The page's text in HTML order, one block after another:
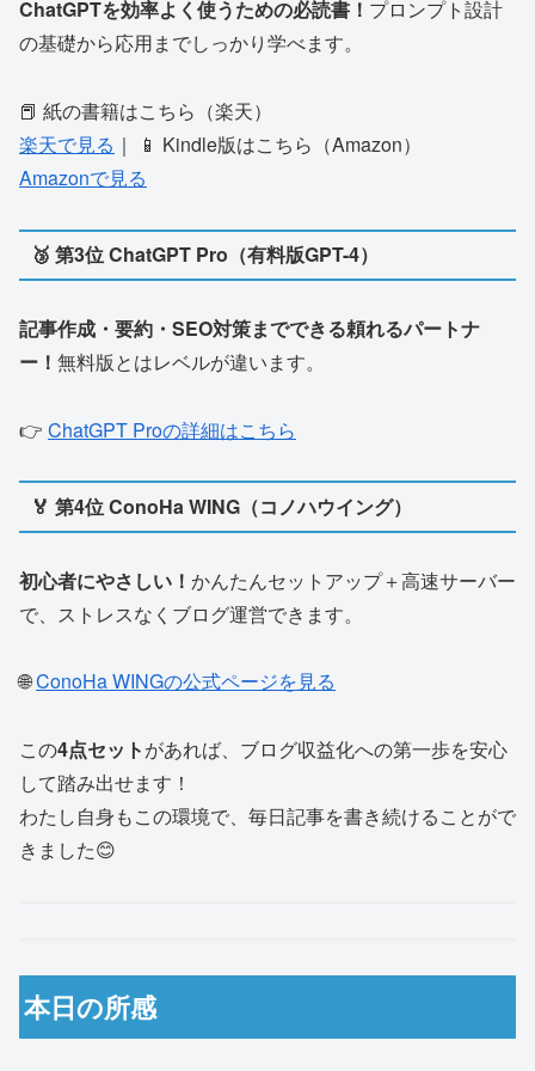
ChatGPTを効率よく使うための必読書！ プロンプト設計
の基礎から応用までしっかり学べます。
📕 紙の書籍はこちら（楽天）
楽天で見る ｜ 📱 Kindle版はこちら（Amazon）
Amazonで見る
🥉 第3位 ChatGPT Pro（有料版GPT-4）
記事作成・要約・SEO対策までできる頼れるパートナ
ー！ 無料版とはレベルが違います。
👉 ChatGPT Proの詳細はこちら
🏅 第4位 ConoHa WING（コノハウイング）
初心者にやさしい！ かんたんセットアップ＋高速サーバー
で、ストレスなくブログ運営できます。
🌐ConoHa WINGの公式ページを見る
この4点セットがあれば、ブログ収益化への第一歩を安心
して踏み出せます！
わたし自身もこの環境で、毎日記事を書き続けることがで
きました😊
本日の所感